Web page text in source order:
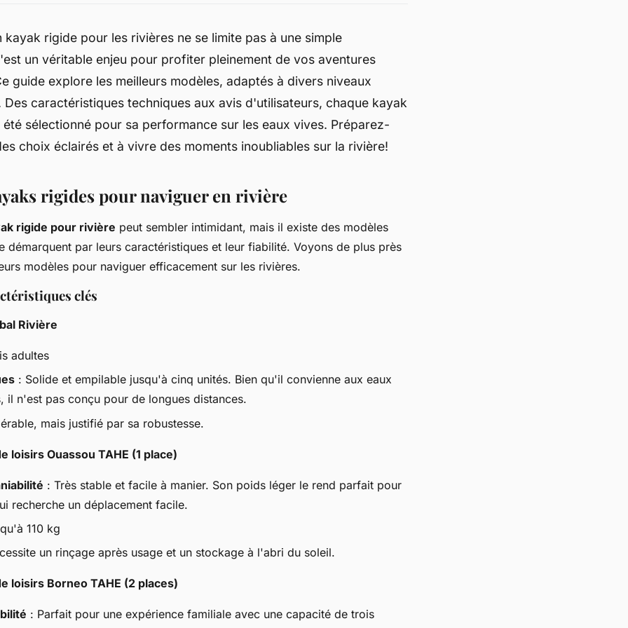
kayak rigide pour les rivières ne se limite pas à une simple
un véritable enjeu pour profiter pleinement de vos aventures
guide explore les meilleurs modèles, adaptés à divers niveaux
caractéristiques techniques aux avis d'utilisateurs, chaque kayak
sélectionné pour sa performance sur les eaux vives. Préparez-
choix éclairés et à vivre des moments inoubliables sur la rivière!
rigides pour naviguer en rivière
rigide pour rivière peut sembler intimidant, mais il existe des modèles
démarquent par leurs caractéristiques et leur fiabilité. Voyons de plus près
modèles pour naviguer efficacement sur les rivières.
clés
Rivière
adultes
: Solide et empilable jusqu'à cinq unités. Bien qu'il convienne aux eaux
il n'est pas conçu pour de longues distances.
mais justifié par sa robustesse.
loisirs Ouassou TAHE (1 place)
: Très stable et facile à manier. Son poids léger le rend parfait pour
recherche un déplacement facile.
110 kg
un rinçage après usage et un stockage à l'abri du soleil.
loisirs Borneo TAHE (2 places)
: Parfait pour une expérience familiale avec une capacité de trois